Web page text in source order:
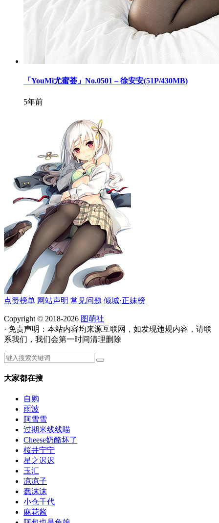
「YouMi尤蜜荟」No.0501 – 徐安安(51P/430MB)
5年前
点赞榜单 网站声明 常见问题 倾城·正妹榜
Copyright © 2018-2026 图萌社
· 免责声明：本站内容均来源互联网，如发现违规内容，请联
系我们，我们会第一时间清理删除
大家都在搜
自购
雨波
阿雪雪
过期米线线喵
Cheese奶酪坏了
桜井宁宁
星之迟迟
玉汇
凉凉子
蠢沫沫
小仓千代
麻花酱